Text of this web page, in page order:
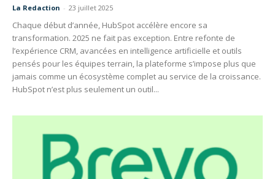
La Redaction - 23 juillet 2025
Chaque début d’année, HubSpot accélère encore sa
transformation. 2025 ne fait pas exception. Entre refonte de
l’expérience CRM, avancées en intelligence artificielle et outils
pensés pour les équipes terrain, la plateforme s’impose plus que
jamais comme un écosystème complet au service de la croissance.
HubSpot n’est plus seulement un outil...